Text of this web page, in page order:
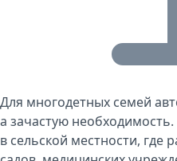
Для многодетных семей
а зачастую
в сельской местности, где